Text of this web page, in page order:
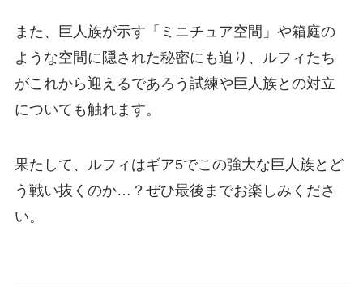
また、巨人族が示す「ミニチュア空間」や箱庭の
ような空間に隠された秘密にも迫り、ルフィたち
がこれから迎えるであろう試練や巨人族との対立
についても触れます。
果たして、ルフィはギア5でこの強大な巨人族とど
う戦い抜くのか…？ぜひ最後までお楽しみくださ
い。